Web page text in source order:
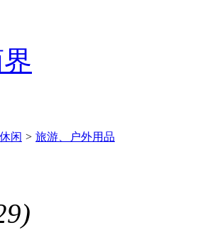
闲 > 旅游、户外用品